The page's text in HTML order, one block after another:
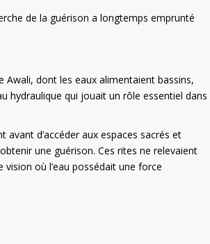
de la guérison a longtemps emprunté
Awali, dont les eaux alimentaient bassins,
hydraulique qui jouait un rôle essentiel dans
avant d’accéder aux espaces sacrés et
une guérison. Ces rites ne relevaient
vision où l’eau possédait une force